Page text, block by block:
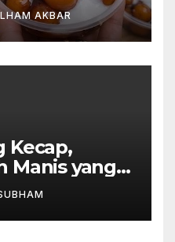
AKBAR
Kecap,
Manis yang
Selera di